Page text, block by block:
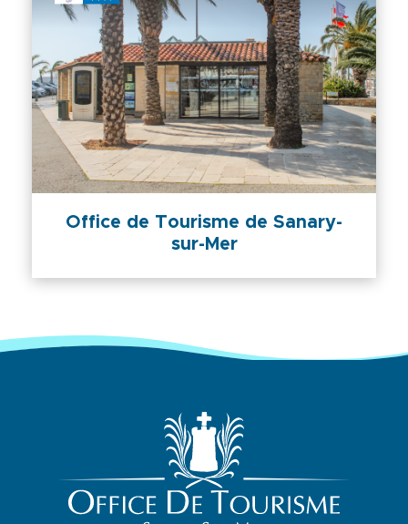
Office de Tourisme de Sanary-
sur-Mer